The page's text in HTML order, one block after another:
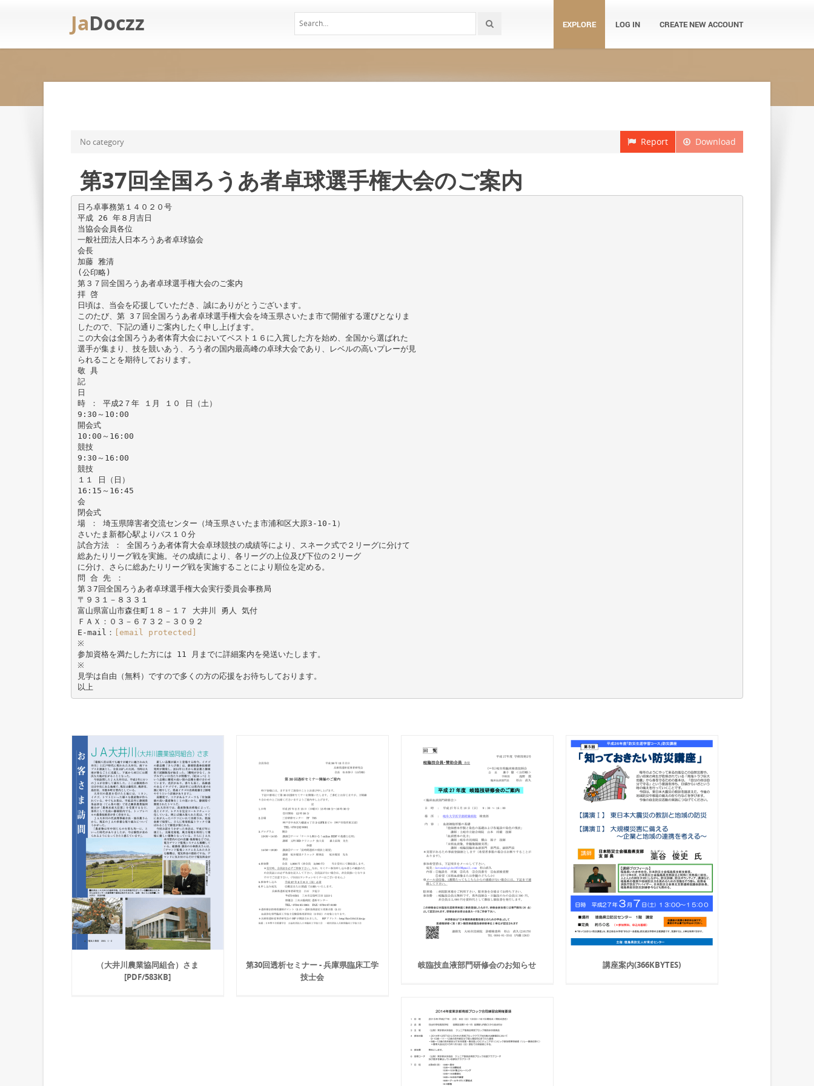
JaDoczz EXPLORE LOG IN CREATE NEW ACCOUNT
Download
Report
No category
第37回全国ろうあ者卓球選手権大会のご案内
日ろ卓事務第１４０２０号
平成 26 年８月吉日
当協会会員各位
一般社団法人日本ろうあ者卓球協会
会長
加藤 雅清
(公印略)
第３７回全国ろうあ者卓球選手権大会のご案内
拝 啓
日頃は、当会を応援していただき、誠にありがとうございます。
このたび、第 3７回全国ろうあ者卓球選手権大会を埼玉県さいたま市で開催する運びとなりま
したので、下記の通りご案内したく申し上げます。
この大会は全国ろうあ者体育大会においてベスト１６に入賞した方を始め、全国から選ばれた
選手が集まり、技を競いあう、ろう者の国内最高峰の卓球大会であり、レベルの高いプレーが見
られることを期待しております。
敬 具
記
日
時 ： 平成2７年 １月 １０ 日（土）
9:30～10:00
開会式
10:00～16:00
競技
9:30～16:00
競技
１１ 日（日）
16:15～16:45
会
閉会式
場 ： 埼玉県障害者交流センター（埼玉県さいたま市浦和区大原3-10-1）
さいたま新都心駅よりバス１０分
試合方法 ： 全国ろうあ者体育大会卓球競技の成績等により、スネーク式で２リーグに分けて
総あたりリーグ戦を実施。その成績により、各リーグの上位及び下位の２リーグ
に分け、さらに総あたりリーグ戦を実施することにより順位を定める。
問 合 先 ：
第３7回全国ろうあ者卓球選手権大会実行委員会事務局
〒９３１－８３３１
富山県富山市森住町１８－１７ 大井川 勇人 気付
ＦＡＸ：０３－６７３２－３０９２
E-mail： [email protected]
※
参加資格を満たした方には 11 月までに詳細案内を発送いたします。
※
見学は自由（無料）ですので多くの方の応援をお待ちしております。
（大井川農業協同組合）さま
[PDF/583KB]
第30回透析セミナー - 兵庫県臨床工学
技士会
岐臨技血液部門研修会のお知らせ 講座案内(366KBYTES)